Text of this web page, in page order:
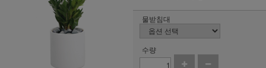
물받침대
수량